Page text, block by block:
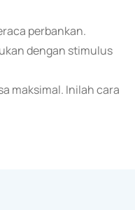
perbankan.
dengan stimulus
maksimal. Inilah cara